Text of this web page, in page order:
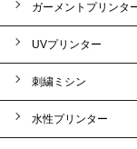
ガーメントプリンタ
UVプリンター
刺繍ミシン
水性プリンター